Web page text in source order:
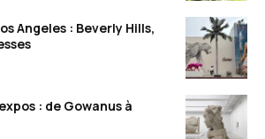
Angeles : Beverly Hills,
: de Gowanus à